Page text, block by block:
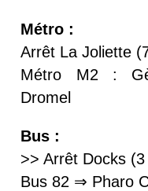
Métro :
Arrêt La Joliette
Métro M2 :
Dromel
Bus :
>> Arrêt Docks
Bus 82 ⇒ Pharo